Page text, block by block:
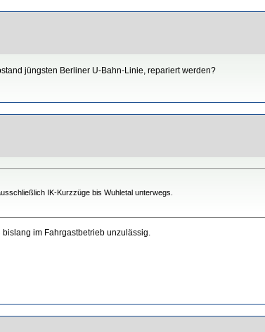
jüngsten Berliner U-Bahn-Linie, repariert werden?
IK-Kurzzüge bis Wuhletal unterwegs.
im Fahrgastbetrieb unzulässig.